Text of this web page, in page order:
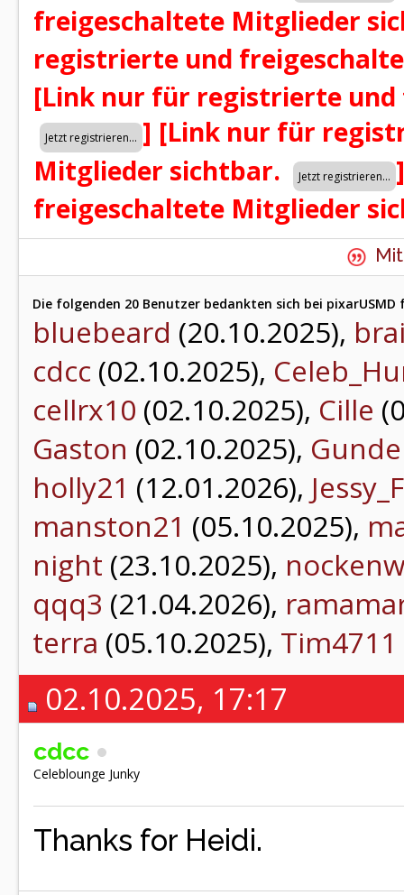
freigeschaltete Mitglieder
registrierte und
[Link nur für registrierte
] [Link nur für
Mitglieder sichtbar.
]
freigeschaltete Mitglieder
Die folgenden 20 Benutzer bedankten sich bei pixarUSMD
bluebeard (20.10.2025),
cdcc (02.10.2025),
cellrx10 (02.10.2025), Cille
Gaston (02.10.2025),
holly21 (12.01.2026),
manston21 (05.10.2025),
night (23.10.2025),
qqq3 (21.04.2026),
terra (05.10.2025), Tim4711
02.10.2025, 17:17
cdcc
Celeblounge Junky
Thanks for Heidi.